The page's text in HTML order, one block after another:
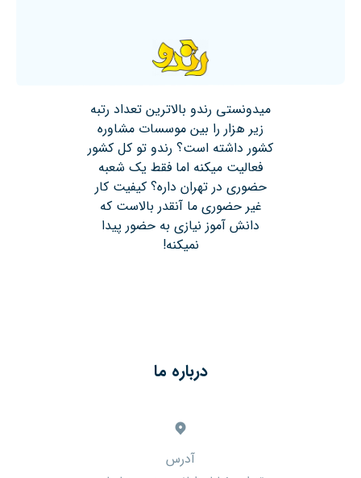
میدونستی رندو بالاترین تعداد رتبه
زیر هزار را بین موسسات مشاوره
کشور داشته است؟ رندو تو کل کشور
فعالیت میکنه اما فقط یک شعبه
حضوری در تهران داره؟ کیفیت کار
غیر حضوری ما آنقدر بالاست که
دانش آموز نیازی به حضور پیدا
نمیکنه!
درباره ما
آدرس